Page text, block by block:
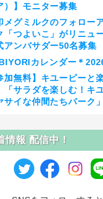
）】モニター募集
メグミルクのフォロー
「つよいこ」がリニュー
アンバサダー50名募集
カレンダー＊
加無料】キユーピーと
「サラダを楽しむ！キ
サイな仲間たちパーク
情報 配信中！